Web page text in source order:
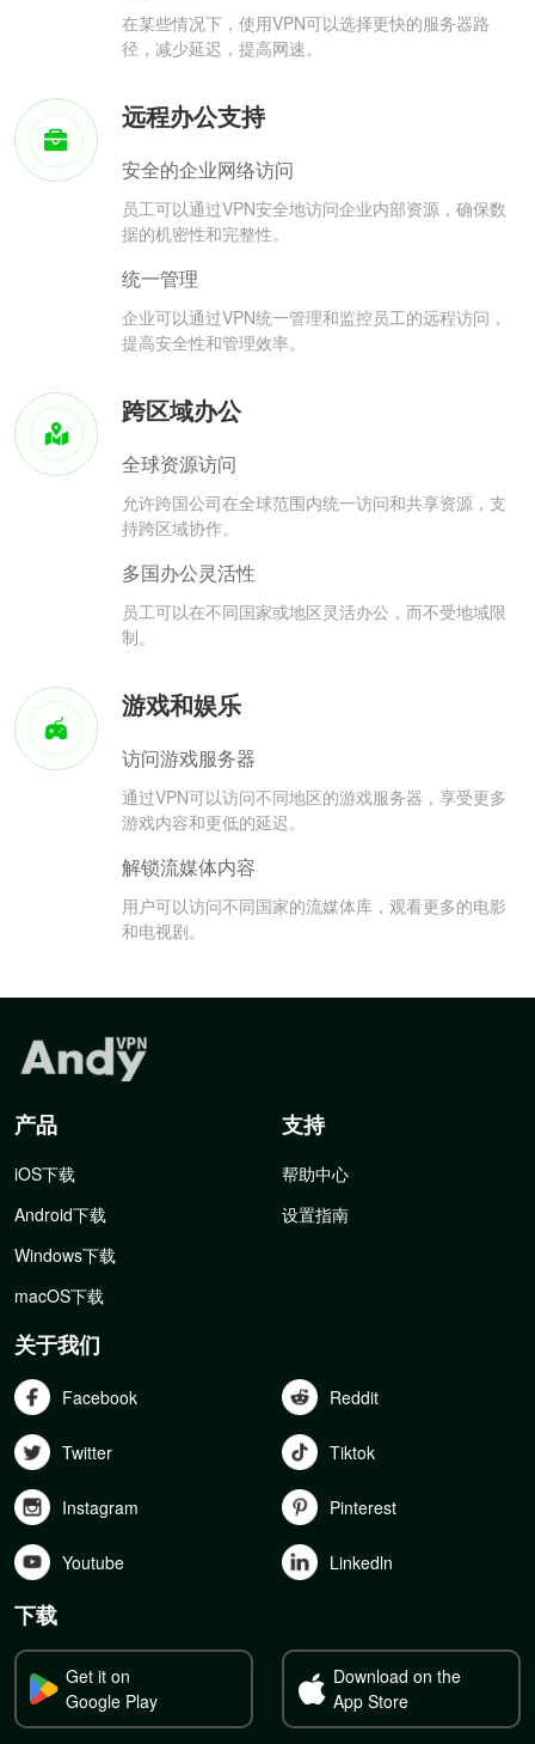
在某些情况下，使用VPN可以选择更快的服务器路
径，减少延迟，提高网速。
远程办公支持
安全的企业网络访问
员工可以通过VPN安全地访问企业内部资源，确保数
据的机密性和完整性。
统一管理
企业可以通过VPN统一管理和监控员工的远程访问，
提高安全性和管理效率。
跨区域办公
全球资源访问
允许跨国公司在全球范围内统一访问和共享资源，支
持跨区域协作。
多国办公灵活性
员工可以在不同国家或地区灵活办公，而不受地域限
制。
游戏和娱乐
访问游戏服务器
通过VPN可以访问不同地区的游戏服务器，享受更多
游戏内容和更低的延迟。
解锁流媒体内容
用户可以访问不同国家的流媒体库，观看更多的电影
和电视剧。
产品
iOS下载
Android下载
Windows下载
macOS下载
支持
帮助中心
设置指南
关于我们
Facebook Reddit
Twitter Tiktok
Instagram Pinterest
Youtube Linkedln
下载
Get it on
Google Play
Download on the
App Store